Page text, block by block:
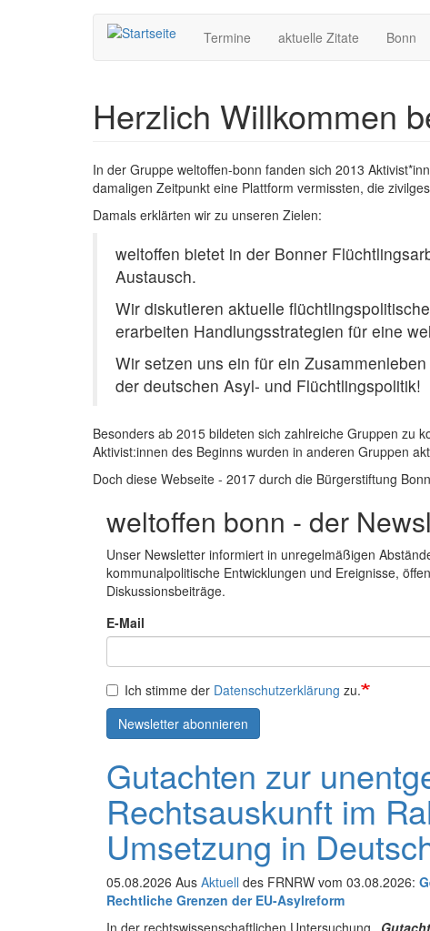
Hauptnavigation
Termine aktuelle Zitate Bonn
Herzlich Willkommen
In der Gruppe weltoffen-bonn fanden sich 2013
damaligen Zeitpunkt eine Plattform vermissten, die
Damals erklärten wir zu unseren Zielen:
weltoffen bietet in der Bonner
Austausch.
Wir diskutieren aktuelle
erarbeiten Handlungsstrategien für eine
Wir setzen uns ein für ein
der deutschen Asyl- und Flüchtlingspolitik!
Besonders ab 2015 bildeten sich zahlreiche Gruppen zu
Aktivist:innen des Beginns wurden in anderen Gruppen
Doch diese Webseite - 2017 durch die Bürgerstiftung
weltoffen bonn - der
Unser Newsletter informiert in unregelmäßigen
kommunalpolitische Entwicklungen und Ereignisse,
Diskussionsbeiträge.
E-Mail
Ich stimme der Datenschutzerklärung zu.
Newsletter abonnieren
Gutachten zur
Rechtsauskunft im
Umsetzung in
05.08.2026 Aus Aktuell des FRNRW vom 03.08.2026:
Rechtliche Grenzen der EU-Asylreform
In der rechtswissenschaftlichen Untersuchung